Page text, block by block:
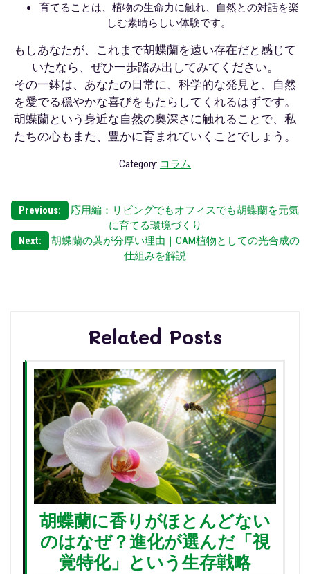
育てることは、植物の生命力に触れ、自然との対話を楽
しむ素晴らしい体験です。
もしあなたが、これまで胡蝶蘭を遠い存在だと感じて
いたなら、ぜひ一歩踏み出してみてください。
その一鉢は、あなたの日常に、科学的な発見と、自然
を愛でる穏やかな喜びをもたらしてくれるはずです。
胡蝶蘭という身近な自然の奥深さに触れることで、私
たちの心もまた、豊かに育まれていくことでしょう。
Category: コラム
投
稿
Previous:
応用編：リビングでもオフィスでも胡蝶蘭を元気
に育てる環境づくり
Next:
胡蝶蘭の葉が分厚い理由｜CAM植物としての光合成の
仕組みを解説
Related Posts
胡蝶蘭に香りがほとんどない
のはなぜ？進化が選んだ「視
覚特化」という生存戦略